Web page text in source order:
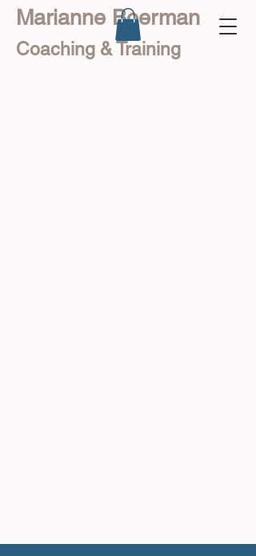
Marianne Boerman
Coaching & Training